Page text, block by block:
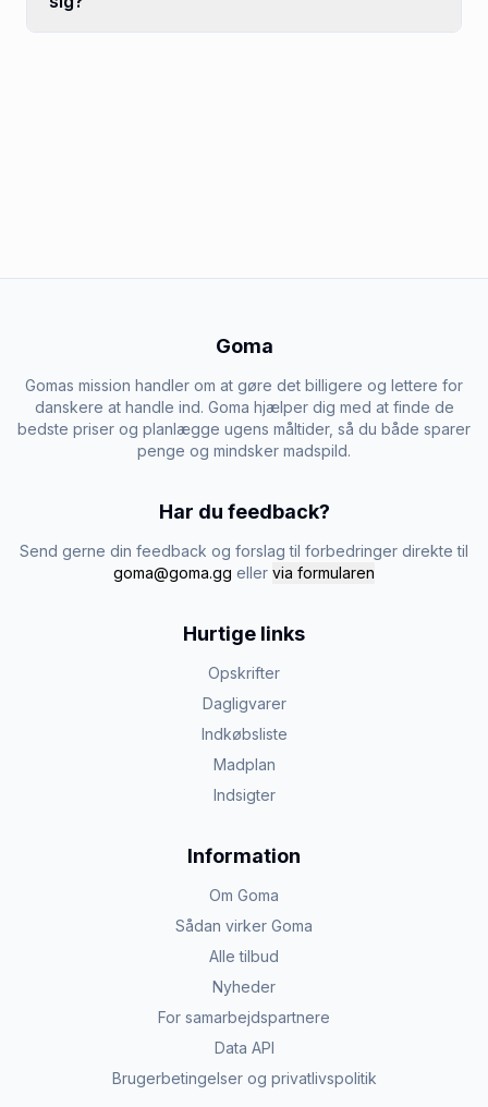
Goma
Gomas mission handler om at gøre det billigere og lettere for
danskere at handle ind. Goma hjælper dig med at finde de
bedste priser og planlægge ugens måltider, så du både sparer
penge og mindsker madspild.
Har du feedback?
Send gerne din feedback og forslag til forbedringer direkte til
goma@goma.gg eller via formularen
Hurtige links
Opskrifter
Dagligvarer
Indkøbsliste
Madplan
Indsigter
Information
Om Goma
Sådan virker Goma
Alle tilbud
Nyheder
For samarbejdspartnere
Data API
Brugerbetingelser og privatlivspolitik